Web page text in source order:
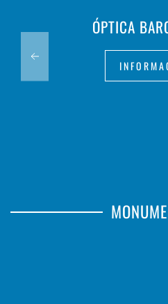
ÓPTICA